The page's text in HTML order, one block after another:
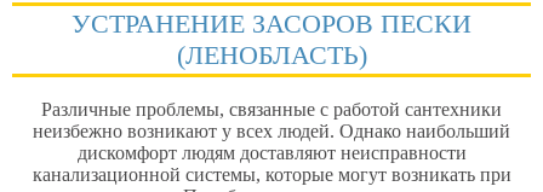
УСТРАНЕНИЕ ЗАСОРОВ ПЕСКИ
(ЛЕНОБЛАСТЬ)
Различные проблемы, связанные с работой сантехники
неизбежно возникают у всех людей. Однако наибольший
дискомфорт людям доставляют неисправности
канализационной системы, которые могут возникать при